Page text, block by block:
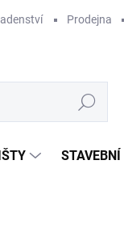
Prodejna
Hledat